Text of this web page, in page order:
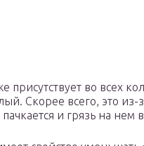
присутствует во всех
Скорее всего, это из-
пачкается и грязь на